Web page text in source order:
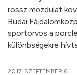
rossz mozdulat
Budai
sportorvos a
különbségekre
2017. SZEPTEMBER 6.